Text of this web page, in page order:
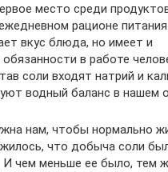
место среди
рационе
вкус блюда, но имеет и
в работе
соли входят натрий и
водный баланс в нашем
нам, чтобы нормально
что добыча соли
И чем меньше ее было, тем